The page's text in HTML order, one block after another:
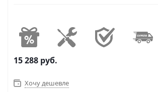
15 288 руб.
Хочу дешевле